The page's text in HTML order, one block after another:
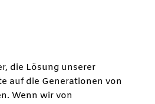
die Lösung unserer
auf die Generationen von
Wenn wir von